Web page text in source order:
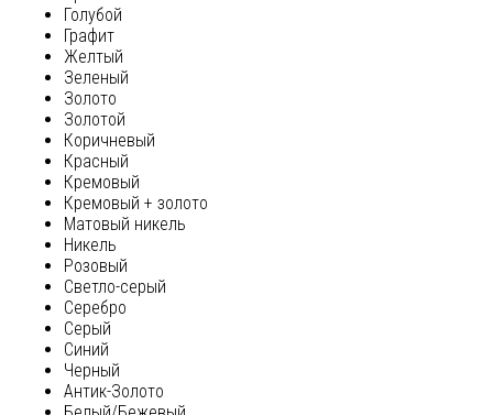
Голубой
Графит
Желтый
Зеленый
Золото
Золотой
Коричневый
Красный
Кремовый
Кремовый + золото
Матовый никель
Никель
Розовый
Светло-серый
Серебро
Серый
Синий
Черный
Антик-Золото